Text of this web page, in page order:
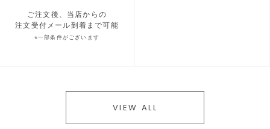
ご注文後、当店からの
注文受付メール到着まで可能
※一部条件がございます
VIEW ALL